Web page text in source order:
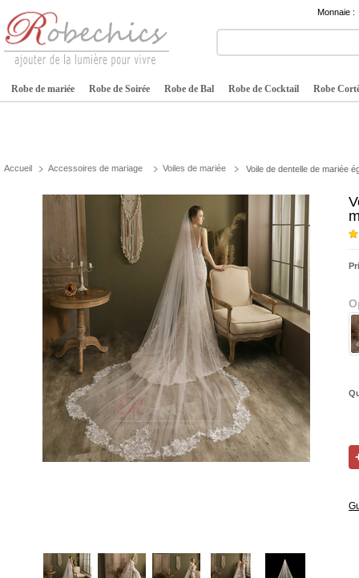
Monnaie :
Robe de mariée Robe de Soirée Robe de Bal Robe de Cocktail Robe
Accueil Accessoires de mariage Voiles de mariée Voile de dentelle de mariée